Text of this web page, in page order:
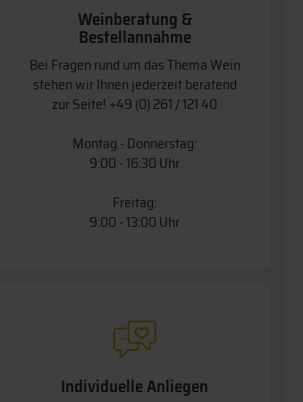
Weinberatung &
Bestellannahme
Bei Fragen rund um das Thema Wein
stehen wir Ihnen jederzeit beratend
zur Seite! +49 (0) 261 / 121 40
Montag - Donnerstag:
9:00 - 16:30 Uhr
Freitag:
9:00 - 13:00 Uhr
Individuelle Anliegen